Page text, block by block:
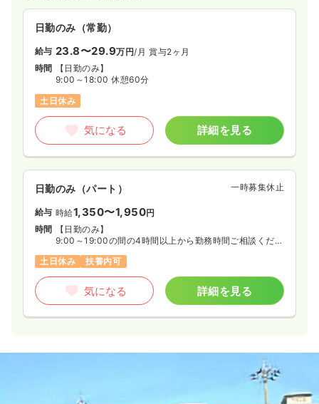
日勤のみ（常勤）
給与 23.8〜29.9万円/月 賞与2ヶ月
時間
【日勤のみ】
9:00～18:00 休憩60分
土日休み
気になる 詳細を見る
日勤のみ（パート） 一時募集休止
給与 時給1,350〜1,950円
時間
【日勤のみ】
9:00～19:00の間の4時間以上から勤務時間ご相談くださ
◆週3日
土日休み 扶養内可
気になる 詳細を見る